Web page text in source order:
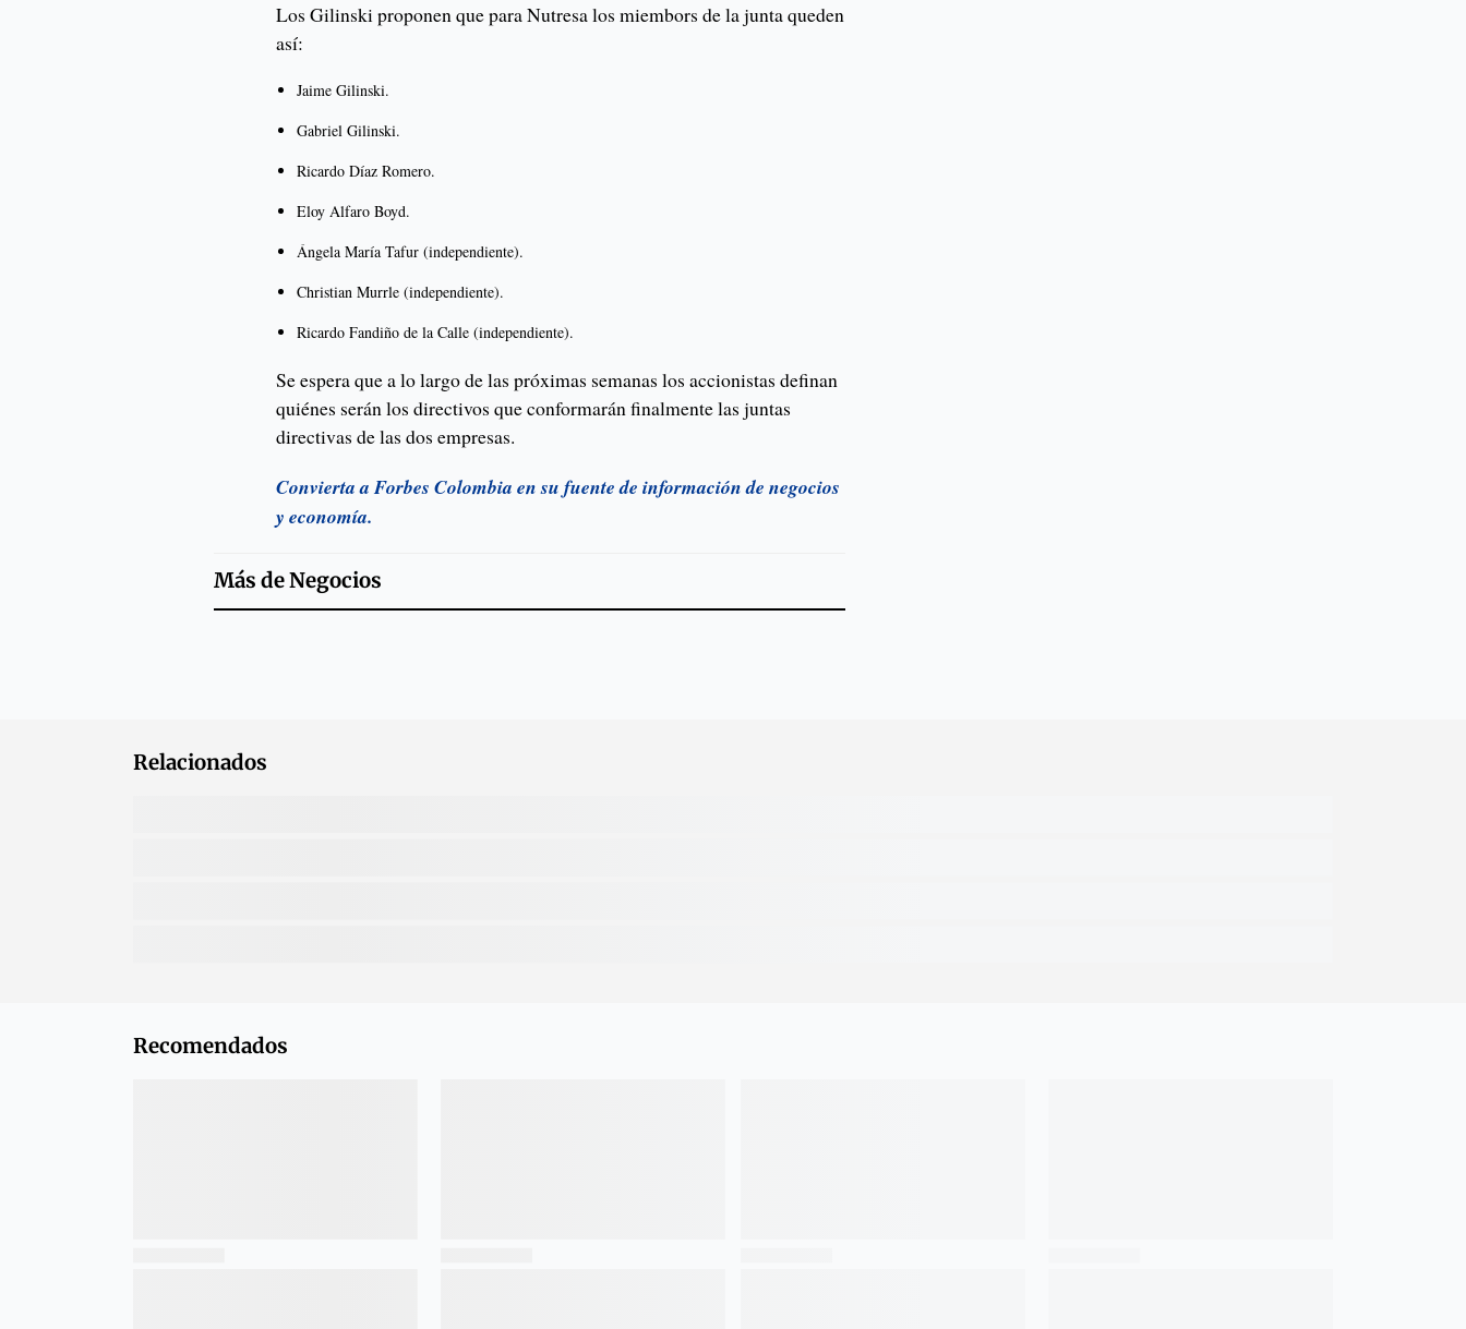
Los Gilinski proponen que para Nutresa los miembors de la junta queden
así:
Jaime Gilinski.
Gabriel Gilinski.
Ricardo Díaz Romero.
Eloy Alfaro Boyd.
Ángela María Tafur (independiente).
Christian Murrle (independiente).
Ricardo Fandiño de la Calle (independiente).
Se espera que a lo largo de las próximas semanas los accionistas definan
quiénes serán los directivos que conformarán finalmente las juntas
directivas de las dos empresas.
Convierta a Forbes Colombia en su fuente de información de negocios
y economía.
Más deNegocios
Relacionados
Recomendados